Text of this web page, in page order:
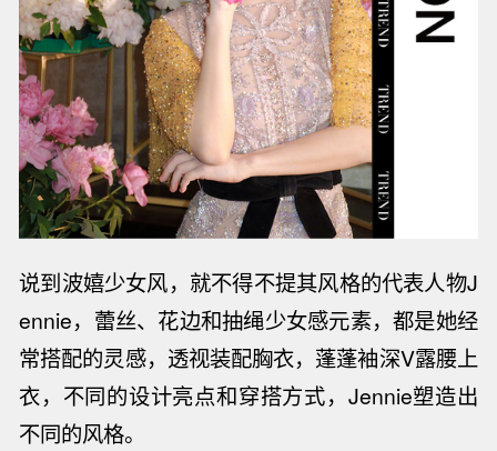
说到波嬉少女风，就不得不提其风格的代表人物J
ennie，蕾丝、花边和抽绳少女感元素，都是她经
常搭配的灵感，透视装配胸衣，蓬蓬袖深V露腰上
衣，不同的设计亮点和穿搭方式， Jennie塑造出
不同的风格。